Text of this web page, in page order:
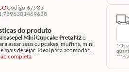
Código:67983
:7896301469638
do produto
Mini Cupcake Preta N2é
assar seus cupcakes, muffins, mini
mais desejar. Ideal para acomodar
que possuem cavidades, seus bolos
completa
* Os